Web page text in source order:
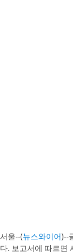
서울--(뉴스와이어)--
다. 보고서에 따르면